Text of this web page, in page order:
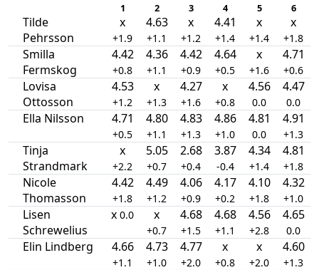
1 2 3 4 5 6
Tilde
Pehrsson
x
+1.9
4.63
+1.1
x
+1.2
4.41
+1.4
x
+1.4
x
+1.8
Smilla
Fermskog
4.42
+0.8
4.36
+1.1
4.42
+0.9
4.64
+0.5
x
+1.6
4.71
+0.6
Lovisa
Ottosson
4.53
+1.2
x
+1.3
4.27
+1.6
x
+0.8
4.56
0.0
4.47
0.0
Ella Nilsson 4.71
+0.5
4.80
+1.1
4.83
+1.3
4.86
+1.0
4.81
0.0
4.91
+1.3
Tinja
Strandmark
x
+2.2
5.05
+0.7
2.68
+0.4
3.87
-0.4
4.34
+1.4
4.81
+1.8
Nicole
Thomasson
4.42
+1.8
4.49
+1.2
4.06
+0.9
4.17
+0.2
4.10
+1.8
4.32
+1.0
Lisen
Schrewelius
x 0.0 x
+0.7
4.68
+1.5
4.68
+1.1
4.56
+2.8
4.65
0.0
Elin Lindberg 4.66
+1.1
4.73
+1.0
4.77
+2.0
x
+0.8
x
+2.0
4.60
+1.3